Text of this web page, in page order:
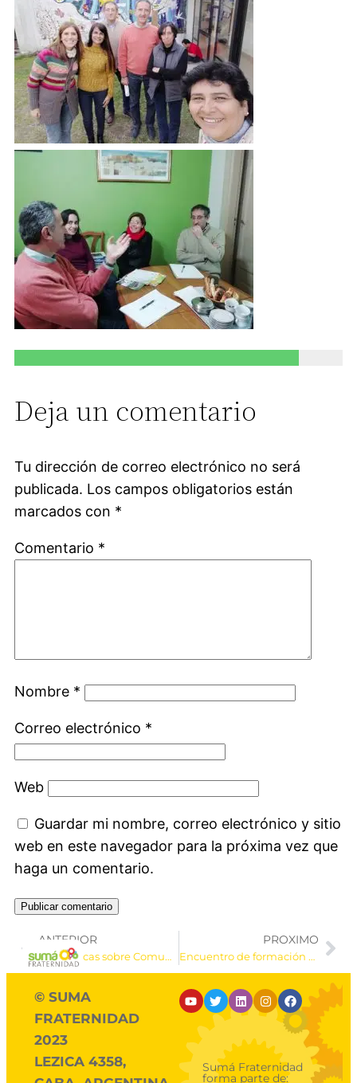
Deja un comentario
Tu dirección de correo electrónico no será
publicada. Los campos obligatorios están
marcados con *
Comentario *
Nombre *
Correo electrónico *
Web
Guardar mi nombre, correo electrónico y sitio
web en este navegador para la próxima vez que
haga un comentario.
ANTERIOR
Estadísticas sobre Comunicación en ONGs de Hispanoamérica
PROXIMO
Encuentro de formación y proyección MilONGa en Alemania
© SUMA
FRATERNIDAD
2023
LEZICA 4358,
Sumá Fraternidad
forma parte de: